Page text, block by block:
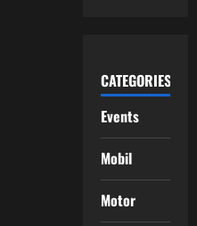
CATEGORIES
Events
Mobil
Motor